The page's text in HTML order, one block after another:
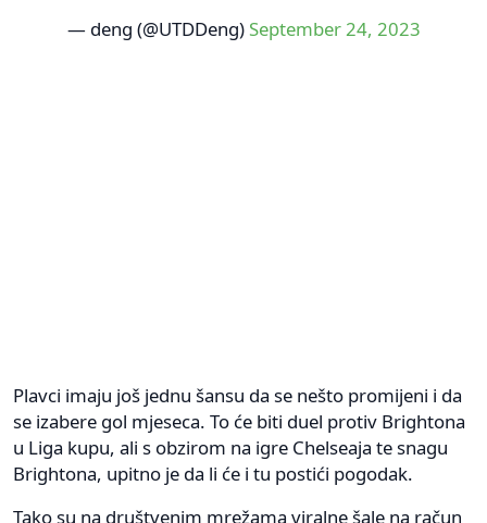
— deng (@UTDDeng) September 24, 2023
Plavci imaju još jednu šansu da se nešto promijeni i da
se izabere gol mjeseca. To će biti duel protiv Brightona
u Liga kupu, ali s obzirom na igre Chelseaja te snagu
Brightona, upitno je da li će i tu postići pogodak.
Tako su na društvenim mrežama viralne šale na račun